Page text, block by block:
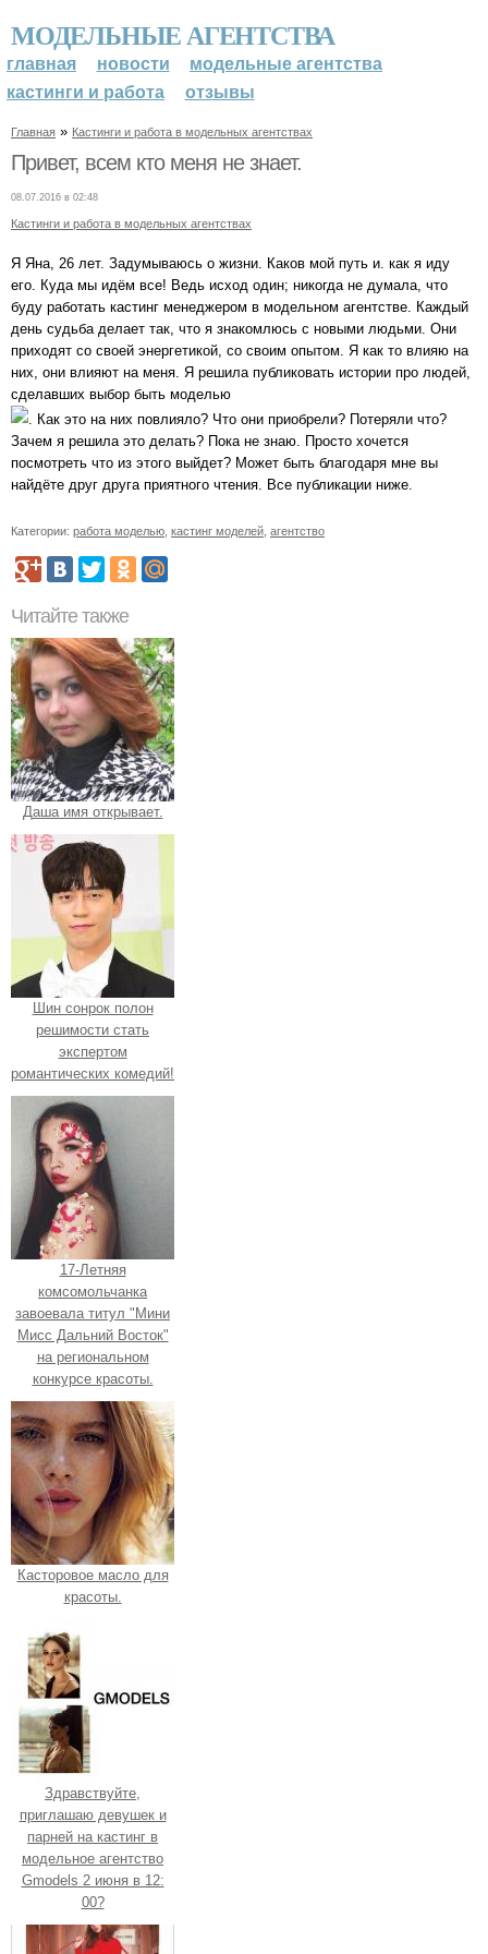
МОДЕЛЬНЫЕ АГЕНТСТВА
главная новости
модельные агентства
кастинги и работа
отзывы
Главная » Кастинги и работа в модельных агентствах
Привет, всем кто меня не знает.
08.07.2016 в 02:48
Кастинги и работа в модельных агентствах
Я Яна, 26 лет. Задумываюсь о жизни. Каков мой путь и. как я иду
его. Куда мы идём все! Ведь исход один; никогда не думала, что
буду работать кастинг менеджером в модельном агентстве. Каждый
день судьба делает так, что я знакомлюсь с новыми людьми. Они
приходят со своей энергетикой, со своим опытом. Я как то влияю на
них, они влияют на меня. Я решила публиковать истории про людей,
сделавших выбор быть моделью
. Как это на них повлияло? Что они приобрели? Потеряли что?
Зачем я решила это делать? Пока не знаю. Просто хочется
посмотреть что из этого выйдет? Может быть благодаря мне вы
найдёте друг друга приятного чтения. Все публикации ниже.
Категории: работа моделью кастинг моделей агентство
Читайте также
Даша имя открывает.
Шин сонрок полон
решимости стать
экспертом
романтических комедий!
17-Летняя
комсомольчанка
завоевала титул "Мини
Мисс Дальний Восток"
на региональном
конкурсе красоты.
Касторовое масло для
красоты.
Здравствуйте,
приглашаю девушек и
парней на кастинг в
модельное агентство
Gmodels 2 июня в 12:
00?